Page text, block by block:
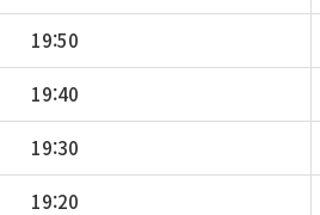
19:50
19:40
19:30
19:20